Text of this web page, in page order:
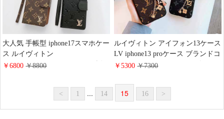
大人気 手帳型 iphone17スマホケー
ス ルイヴィトン
iphone17pro/17promaxケース 財布
チ アイフォン 15/14/13カバー 手
￥6800￥8800
ルイヴィトン アイフォン13ケース
LV iphone13 proケース ブランドコ
ピー モノグラム チェーン付き LV
ド Galaxy s20スマホケース ギャラ
クシー ノート10plus 海外通販 後
￥5300￥7300
< 1 ... 14 15 16 >